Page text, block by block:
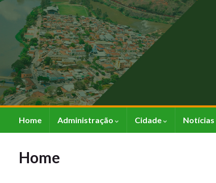
Home Administração Cidade Notícias
Home